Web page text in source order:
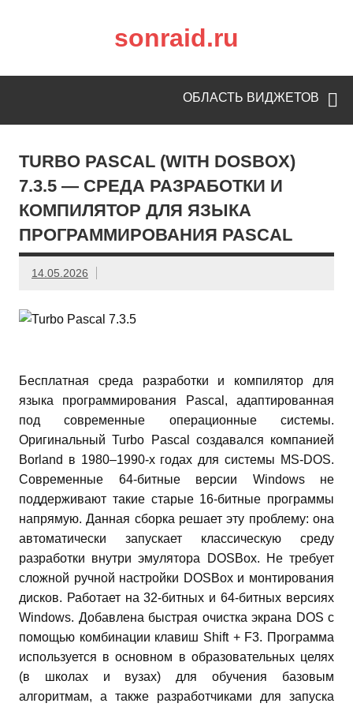
sonraid.ru
ОБЛАСТЬ ВИДЖЕТОВ
TURBO PASCAL (WITH DOSBOX)
7.3.5 — СРЕДА РАЗРАБОТКИ И
КОМПИЛЯТОР ДЛЯ ЯЗЫКА
ПРОГРАММИРОВАНИЯ PASCAL
14.05.2026
Бесплатная среда разработки и компилятор для
языка программирования Pascal, адаптированная
под современные операционные системы.
Оригинальный Turbo Pascal создавался компанией
Borland в 1980–1990-х годах для системы MS-DOS.
Современные 64-битные версии Windows не
поддерживают такие старые 16-битные программы
напрямую. Данная сборка решает эту проблему: она
автоматически запускает классическую среду
разработки внутри эмулятора DOSBox. Не требует
сложной ручной настройки DOSBox и монтирования
дисков. Работает на 32-битных и 64-битных версиях
Windows. Добавлена быстрая очистка экрана DOS с
помощью комбинации клавиш Shift + F3. Программа
используется в основном в образовательных целях
(в школах и вузах) для обучения базовым
алгоритмам, а также разработчиками для запуска